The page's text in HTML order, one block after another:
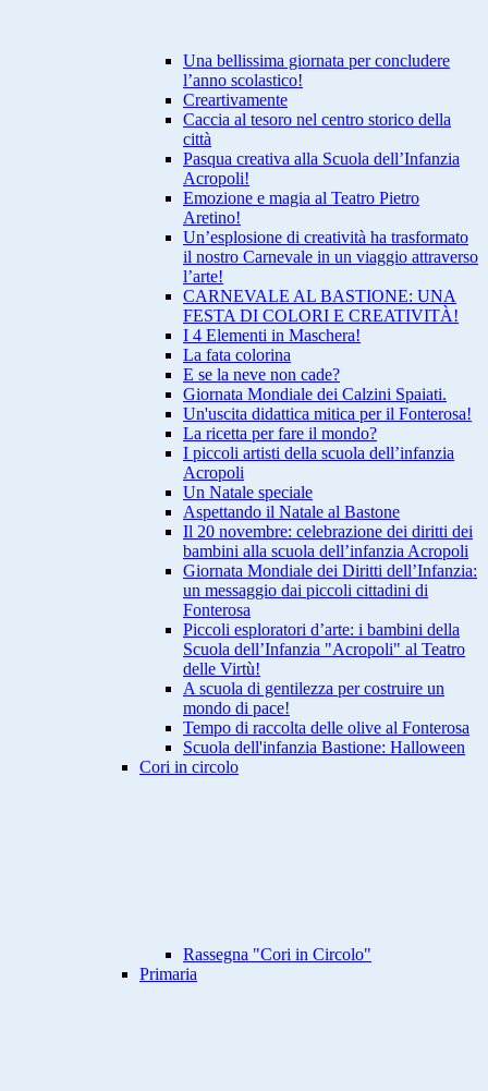
Una bellissima giornata per concludere
l’anno scolastico!
Creartivamente
Caccia al tesoro nel centro storico della
città
Pasqua creativa alla Scuola dell’Infanzia
Acropoli!
Emozione e magia al Teatro Pietro
Aretino!
Un’esplosione di creatività ha trasformato
il nostro Carnevale in un viaggio attraverso
l’arte!
CARNEVALE AL BASTIONE: UNA
FESTA DI COLORI E CREATIVITÀ!
I 4 Elementi in Maschera!
La fata colorina
E se la neve non cade?
Giornata Mondiale dei Calzini Spaiati.
Un'uscita didattica mitica per il Fonterosa!
La ricetta per fare il mondo?
I piccoli artisti della scuola dell’infanzia
Acropoli
Un Natale speciale
Aspettando il Natale al Bastone
Il 20 novembre: celebrazione dei diritti dei
bambini alla scuola dell’infanzia Acropoli
Giornata Mondiale dei Diritti dell’Infanzia:
un messaggio dai piccoli cittadini di
Fonterosa
Piccoli esploratori d’arte: i bambini della
Scuola dell’Infanzia "Acropoli" al Teatro
delle Virtù!
A scuola di gentilezza per costruire un
mondo di pace!
Tempo di raccolta delle olive al Fonterosa
Scuola dell'infanzia Bastione: Halloween
Cori in circolo
Rassegna "Cori in Circolo"
Primaria